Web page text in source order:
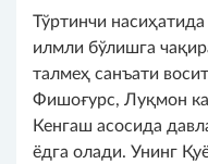
Тўртинчи
илмли бўлишга
талмеҳ санъати
Фишоғурс, Луқмон
Кенгаш асосида
ёдга олади. Унинг